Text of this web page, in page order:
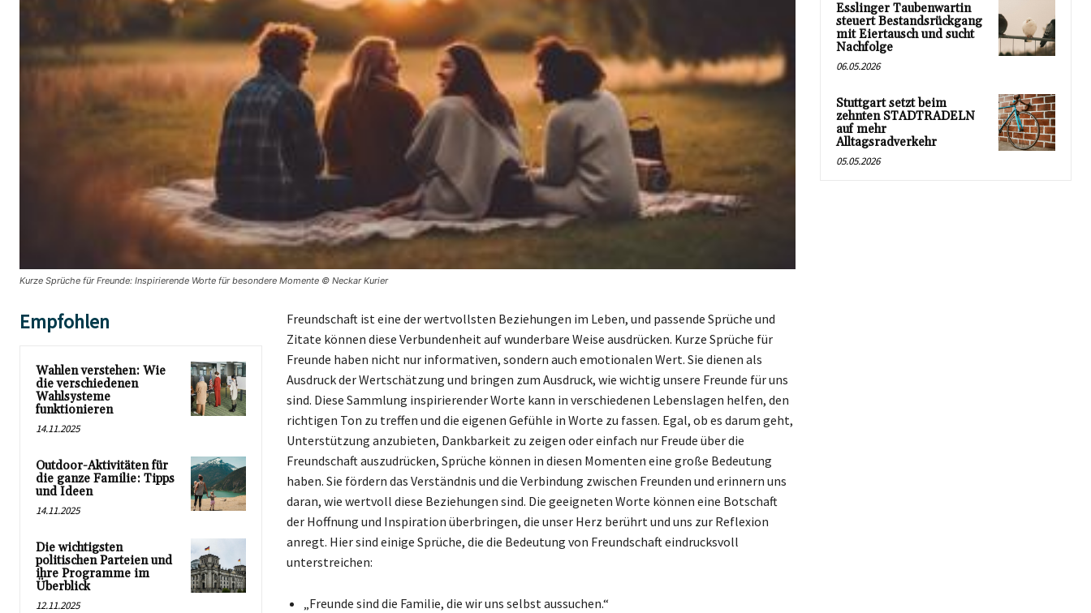
Kurze Sprüche für Freunde: Inspirierende Worte für besondere Momente © Neckar Kurier
Empfohlen
Wahlen verstehen: Wie
die verschiedenen
Wahlsysteme
funktionieren
14.11.2025
Outdoor-Aktivitäten für
die ganze Familie: Tipps
und Ideen
14.11.2025
Die wichtigsten
politischen Parteien und
ihre Programme im
Überblick
12.11.2025
Freundschaft ist eine der wertvollsten Beziehungen im Leben, und passende Sprüche und
Zitate können diese Verbundenheit auf wunderbare Weise ausdrücken. Kurze Sprüche für
Freunde haben nicht nur informativen, sondern auch emotionalen Wert. Sie dienen als
Ausdruck der Wertschätzung und bringen zum Ausdruck, wie wichtig unsere Freunde für uns
sind. Diese Sammlung inspirierender Worte kann in verschiedenen Lebenslagen helfen, den
richtigen Ton zu treffen und die eigenen Gefühle in Worte zu fassen. Egal, ob es darum geht,
Unterstützung anzubieten, Dankbarkeit zu zeigen oder einfach nur Freude über die
Freundschaft auszudrücken, Sprüche können in diesen Momenten eine große Bedeutung
haben. Sie fördern das Verständnis und die Verbindung zwischen Freunden und erinnern uns
daran, wie wertvoll diese Beziehungen sind. Die geeigneten Worte können eine Botschaft
der Hoffnung und Inspiration überbringen, die unser Herz berührt und uns zur Reflexion
anregt. Hier sind einige Sprüche, die die Bedeutung von Freundschaft eindrucksvoll
unterstreichen:
„Freunde sind die Familie, die wir uns selbst aussuchen.“
Esslinger Taubenwartin
steuert Bestandsrückgang
mit Eiertausch und sucht
Nachfolge
06.05.2026
Stuttgart setzt beim
zehnten STADTRADELN
auf mehr
Alltagsradverkehr
05.05.2026